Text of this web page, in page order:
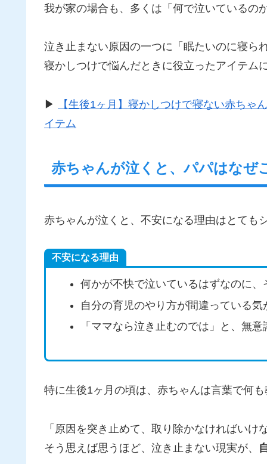
我が家の場合も、多くは「何で泣いているの
泣き止まない原因の一つに「眠たいのに寝ら
寝かしつけで悩んだときに役立ったアイテム
▶
【生後1ヶ月】寝かしつけで寝ない赤ちゃ
イテム
赤ちゃんが泣くと、パパはなぜ
赤ちゃんが泣くと、不安になる理由はとても
不安になる理由
何かが不快で泣いているはずなのに、
自分の育児のやり方が間違っている気
「ママなら泣き止むのでは」と、無意
特に生後1ヶ月の頃は、赤ちゃんは言葉で何も
「原因を突き止めて、取り除かなければいけな
そう思えば思うほど、泣き止まない現実が、